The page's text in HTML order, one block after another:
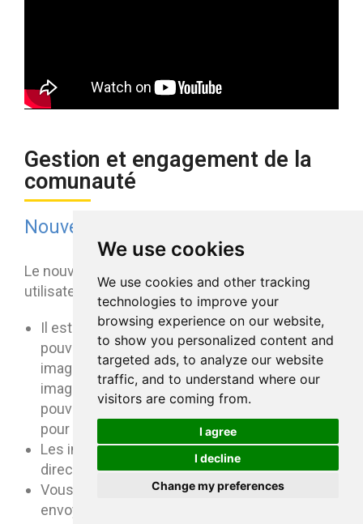
We use cookies
We use cookies and other tracking
technologies to improve your
browsing experience on our website,
to show you personalized content and
targeted ads, to analyze our website
traffic, and to understand where our
visitors are coming from.
I agree
I decline
Change my preferences
Gestion et engagement de la
comunauté
Nouveau composeur
Le nouveau composeur améliore l’expérience
utilisateur sur plusieurs points :
Il est plus facile d’ajouter des images. Vous
pouvez notamment redimensionner votre
image, etc… Lorsqu’elles sont jointes, les
images sont plus faciles à faire défiler et vous
pouvez les modifier depuis votre publication
pour un affichage plus agréable.
Les images GIF sont désormais affichées
directement
Vous pouvez utiliser le composeur pour
envoyer directement un “kudos” à un collègue